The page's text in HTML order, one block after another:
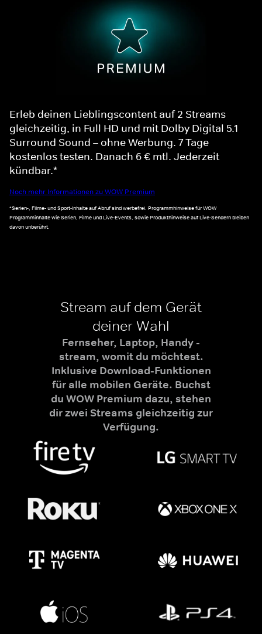
Erleb deinen Lieblingscontent auf 2 Streams
gleichzeitig, in Full HD und mit Dolby Digital 5.1
Surround Sound – ohne Werbung. 7 Tage
kostenlos testen. Danach 6 € mtl. Jederzeit
kündbar.*
Noch mehr Informationen zu WOW Premium
*Serien-, Filme- und Sport-Inhalte auf Abruf sind werbefrei. Programmhinweise für WOW
Programminhalte wie Serien, Filme und Live-Events, sowie Produkthinweise auf Live-Sendern bleiben
davon unberührt.
Stream auf dem Gerät
deiner Wahl
Fernseher, Laptop, Handy -
stream, womit du möchtest.
Inklusive Download-Funktionen
für alle mobilen Geräte. Buchst
du WOW Premium dazu, stehen
dir zwei Streams gleichzeitig zur
Verfügung.